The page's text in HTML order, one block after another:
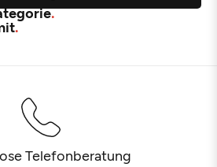
Telefonberatung